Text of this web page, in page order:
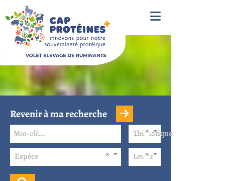
Revenir à ma recherche
Thématique
Espèce Levier